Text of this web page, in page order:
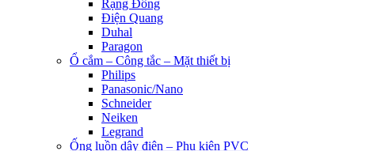
Rạng Đông
Điện Quang
Duhal
Paragon
Ổ cắm – Công tắc – Mặt thiết bị
Philips
Panasonic/Nano
Schneider
Neiken
Legrand
Ống luồn dây điện – Phụ kiện PVC